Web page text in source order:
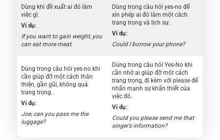
Dùng khi đề xuất ai đó làm
việc gì.
Ví dụ:
If you want to gain weight, you
can eat more meat.
Dùng trong câu hỏi yes-no để
xin phép ai đó làm một cách
trang trọng và lịch sự.
Ví dụ:
Could I borrow your phone?
Dùng trong câu hỏi yes-no khi
cần giúp đỡ một cách thân
thiện, gần gũi, không quá
trang trọng.
Ví dụ:
Joe, can you pass me the
luggage?
Dùng trong câu hỏi Yes-No khi
cần nhờ ai giúp đỡ một cách
trang trọng, đi kèm với please để
nhấn mạnh sự khẩn thiết của
việc đó.
Ví dụ:
Could you please send me that
singer’s information?